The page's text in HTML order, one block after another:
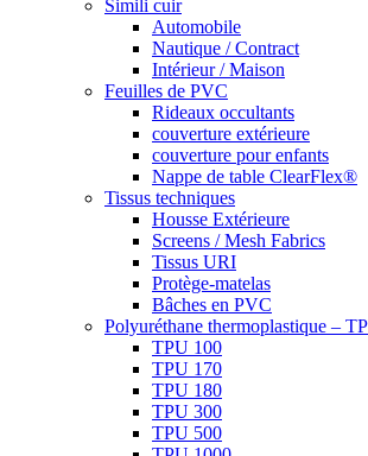
Simili cuir
Automobile
Nautique / Contract
Intérieur / Maison
Feuilles de PVC
Rideaux occultants
couverture extérieure
couverture pour enfants
Nappe de table ClearFlex®
Tissus techniques
Housse Extérieure
Screens / Mesh Fabrics
Tissus URI
Protège-matelas
Bâches en PVC
Polyuréthane thermoplastique –
TPU 100
TPU 170
TPU 180
TPU 300
TPU 500